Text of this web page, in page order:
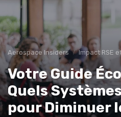
Aerospace Insiders Impact RSE
Votre Guide
Quels
pour Diminuer